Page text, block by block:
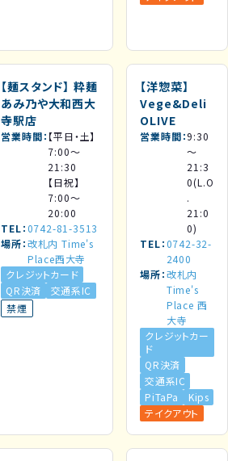
【麺スタンド】 粋麺
あみ乃や大和西大
寺駅店
営業時間 【平日・土】
7:00～
21:30
【日祝】
7:00～
20:00
TEL 0742-81-3513
場所 改札内 Time's
Place西大寺
クレジットカード
QR決済
交通系IC
禁煙
【洋惣菜】
Vege&Deli
OLIVE
営業時間 9:30
～
21:3
0(L.O
.
21:0
0)
TEL 0742-32-
2400
場所 改札内
Time's
Place 西
大寺
クレジットカー
ド
QR決済
交通系IC
PiTaPa
Kips
テイクアウト